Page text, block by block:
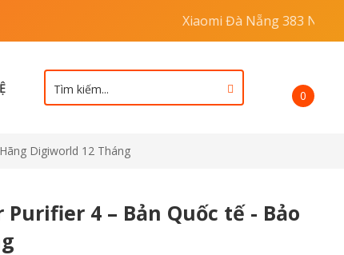
Đà Nẵng 383 Ngô Quyền - Đại lý ủy quyền chính hãng
0
Digiworld 12 Tháng
4 – Bản Quốc tế - Bảo